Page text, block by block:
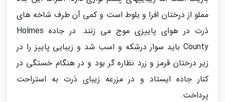
مملو از درختان افرا و بلوط است و کمی آن طرف شاخه های
ذرت در هوای پاییزی موج می زنند. در جاده Holmes
County باید سوار درشکه و اسب شد و زیبایی پاییز را در
زیر درختان قرمز و زرد نظاره گر بود و در هنگام خستگی در
کنار جاده ایستاد و در مزرعه زیبای ذرت به استراحت
پرداخت.